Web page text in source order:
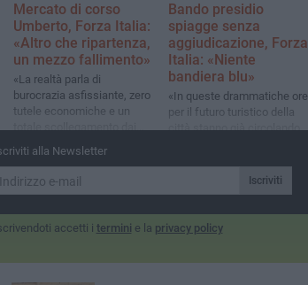
Mercato di corso
Umberto, Forza Italia:
«Altro che ripartenza,
un mezzo fallimento»
«La realtà parla di
burocrazia asfissiante, zero
tutele economiche e un
totale scollegamento dai
bisogni reali degli
imprenditori»
Bando presidio
spiagge senza
aggiudicazione, Forza
Italia: «Niente
bandiera blu»
«In queste drammatiche ore
per il futuro turistico della
città stanno già circolando
alla Newsletter
Iscriviti
accetti i termini e la privacy policy